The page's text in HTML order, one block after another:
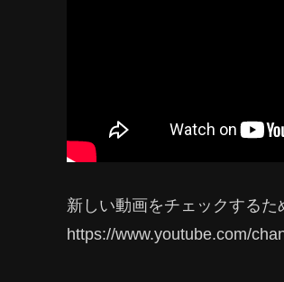
新しい動画をチェックするた
https://www.youtube.com/